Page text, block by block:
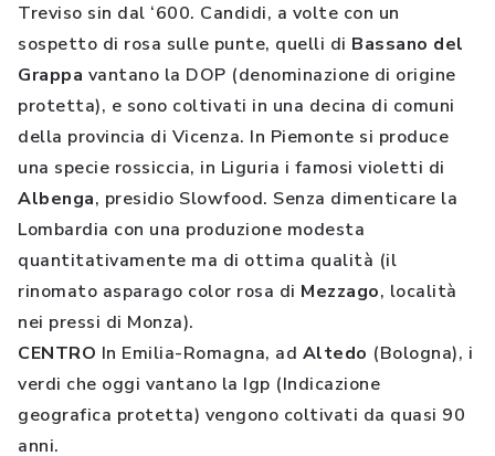
Treviso sin dal ‘600. Candidi, a volte con un
sospetto di rosa sulle punte, quelli di Bassano del
Grappa vantano la DOP (denominazione di origine
protetta), e sono coltivati in una decina di comuni
della provincia di Vicenza. In Piemonte si produce
una specie rossiccia, in Liguria i famosi violetti di
Albenga, presidio Slowfood. Senza dimenticare la
Lombardia con una produzione modesta
quantitativamente ma di ottima qualità (il
rinomato asparago color rosa di Mezzago, località
nei pressi di Monza).
CENTRO In Emilia-Romagna, ad Altedo (Bologna), i
verdi che oggi vantano la Igp (Indicazione
geografica protetta) vengono coltivati da quasi 90
anni.